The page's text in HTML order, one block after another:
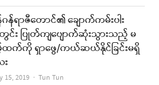
န်ရာဇီတောင်၏ ချောက်ကမ်းပါး
င်း ပြုတ်ကျပျောက်ဆုံးသွားသည့် မ
ထက်ကို ရှာဖွေ/ကယ်ဆယ်နိုင်ခြင်းမရှိ
15, 2019 Author
Tun Tun